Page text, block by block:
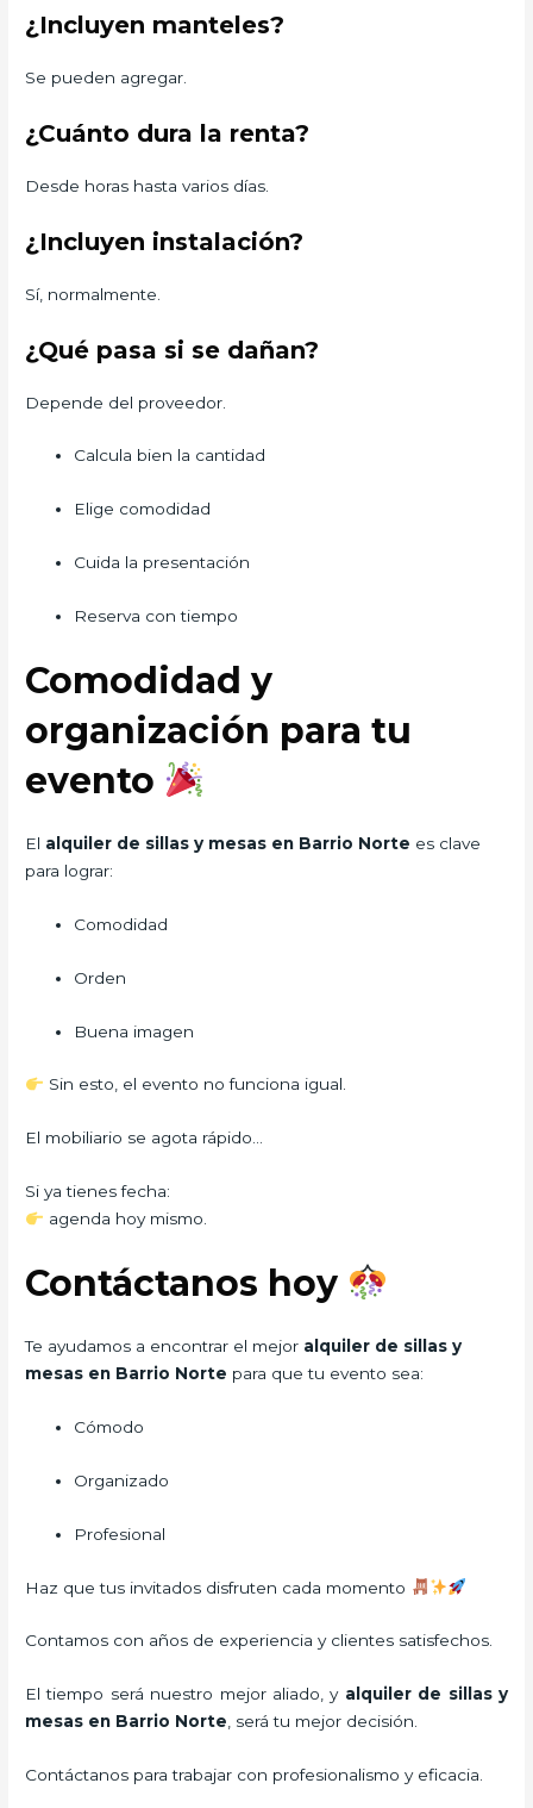
¿Incluyen manteles?
Se pueden agregar.
¿Cuánto dura la renta?
Desde horas hasta varios días.
¿Incluyen instalación?
Sí, normalmente.
¿Qué pasa si se dañan?
Depende del proveedor.
Calcula bien la cantidad
Elige comodidad
Cuida la presentación
Reserva con tiempo
Comodidad y
organización para tu
evento
El alquiler de sillas y mesas en Barrio Norte es clave
para lograr:
Comodidad
Orden
Buena imagen
Sin esto, el evento no funciona igual.
El mobiliario se agota rápido…
Si ya tienes fecha:
agenda hoy mismo.
Contáctanos hoy
Te ayudamos a encontrar el mejor alquiler de sillas y
mesas en Barrio Norte para que tu evento sea:
Cómodo
Organizado
Profesional
Haz que tus invitados disfruten cada momento
Contamos con años de experiencia y clientes satisfechos.
El tiempo será nuestro mejor aliado, y alquiler de sillas y
mesas en Barrio Norte, será tu mejor decisión.
Contáctanos para trabajar con profesionalismo y eficacia.